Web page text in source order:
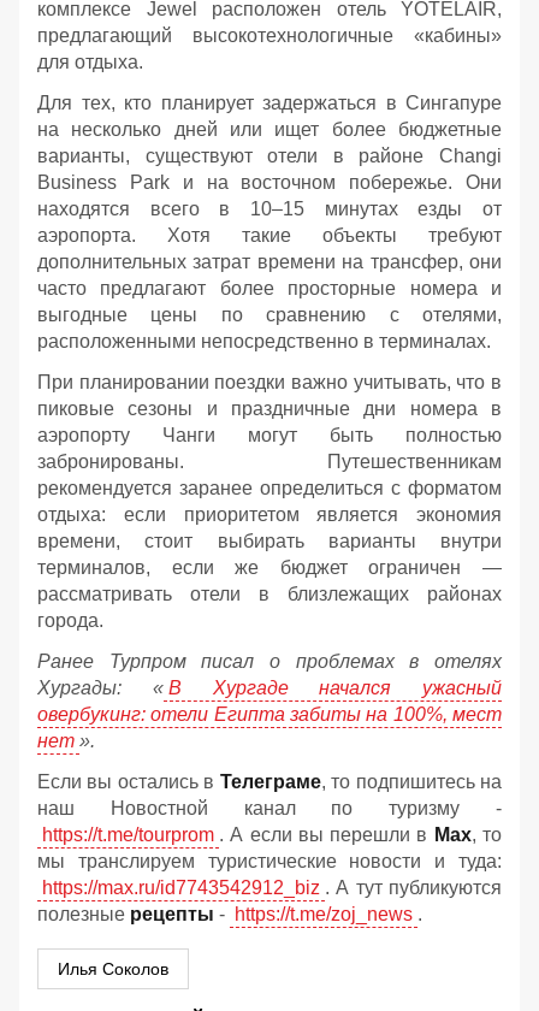
комплексе Jewel расположен отель YOTELAIR,
предлагающий высокотехнологичные «кабины»
для отдыха.
Для тех, кто планирует задержаться в Сингапуре
на несколько дней или ищет более бюджетные
варианты, существуют отели в районе Changi
Business Park и на восточном побережье. Они
находятся всего в 10–15 минутах езды от
аэропорта. Хотя такие объекты требуют
дополнительных затрат времени на трансфер, они
часто предлагают более просторные номера и
выгодные цены по сравнению с отелями,
расположенными непосредственно в терминалах.
При планировании поездки важно учитывать, что в
пиковые сезоны и праздничные дни номера в
аэропорту Чанги могут быть полностью
забронированы. Путешественникам
рекомендуется заранее определиться с форматом
отдыха: если приоритетом является экономия
времени, стоит выбирать варианты внутри
терминалов, если же бюджет ограничен —
рассматривать отели в близлежащих районах
города.
Ранее Турпром писал о проблемах в отелях
Хургады: « В Хургаде начался ужасный
овербукинг: отели Египта забиты на 100%, мест
нет ».
Если вы остались в Телеграме, то подпишитесь на
наш Новостной канал по туризму -
https://t.me/tourprom . А если вы перешли в Мах, то
мы транслируем туристические новости и туда:
https://max.ru/id7743542912_biz . А тут публикуются
полезные рецепты - https://t.me/zoj_news .
Илья Соколов